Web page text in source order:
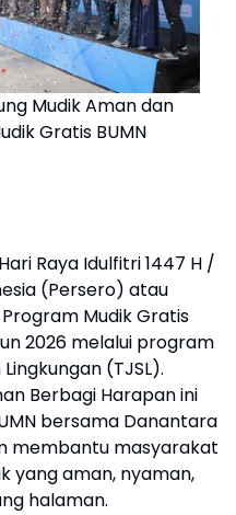
Mudik Aman dan
Gratis BUMN
Raya Idulfitri 1447 H /
(Persero) atau
Mudik Gratis
2026 melalui program
(TJSL).
Berbagi Harapan ini
bersama Danantara
membantu masyarakat
yang aman, nyaman,
halaman.